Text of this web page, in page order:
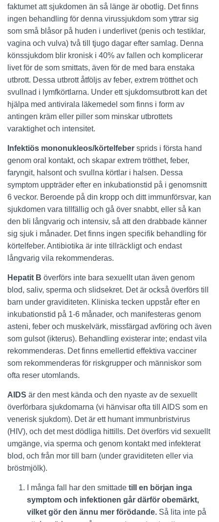
faktumet att sjukdomen än så länge är obotlig. Det finns
ingen behandling för denna virussjukdom som yttrar sig
som små blåsor på huden i underlivet (penis och testiklar,
vagina och vulva) två till tjugo dagar efter samlag. Denna
könssjukdom blir kronisk i 40% av fallen och komplicerar
livet för de som smittats, även för de med bara enstaka
utbrott. Dessa utbrott åtföljs av feber, extrem trötthet och
svullnad i lymfkörtlarna. Under ett sjukdomsutbrott kan det
hjälpa med antivirala läkemedel som finns i form av
antingen kräm eller piller som minskar utbrottets
varaktighet och intensitet.
Infektiös mononukleos/körtelfeber sprids i första hand
genom oral kontakt, och skapar extrem trötthet, feber,
faryngit, halsont och svullna körtlar i halsen. Dessa
symptom uppträder efter en inkubationstid på i genomsnitt
6 veckor. Beroende på din kropp och ditt immunförsvar, kan
sjukdomen vara tillfällig och gå över snabbt, eller så kan
den bli långvarig och intensiv, så att den drabbade känner
sig sjuk i månader. Det finns ingen specifik behandling för
körtelfeber. Antibiotika är inte tillräckligt och endast
långvarig vila rekommenderas.
Hepatit B överförs inte bara sexuellt utan även genom
blod, saliv, sperma och slidsekret. Det är också överförs till
barn under graviditeten. Kliniska tecken uppstår efter en
inkubationstid på 1-6 månader, och manifesteras genom
asteni, feber och muskelvärk, missfärgad avföring och även
som gulsot (ikterus). Behandling existerar inte; endast vila
rekommenderas. Det finns emellertid effektiva vacciner
som rekommenderas för riskgrupper och människor som
ofta reser utomlands.
AIDS är den mest kända och den nyaste av de sexuellt
överförbara sjukdomarna (vi hänvisar ofta till AIDS som en
venerisk sjukdom). Det är ett humant immunbristvirus
(HIV), och det mest dödliga hittills. Det överförs vid sexuellt
umgänge, via sperma och genom kontakt med infekterat
blod, och från mor till barn (under graviditeten eller via
bröstmjölk).
I många fall har den smittade till en början inga
symptom och infektionen går därför obemärkt,
vilket gör den ännu mer förödande. Så lita inte på